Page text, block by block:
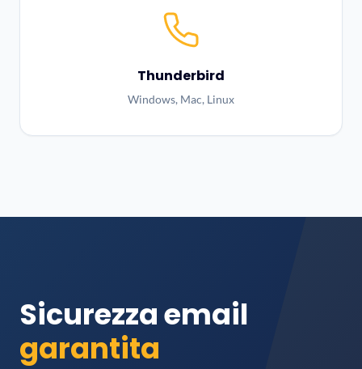
Thunderbird
Windows, Mac, Linux
Sicurezza email
garantita